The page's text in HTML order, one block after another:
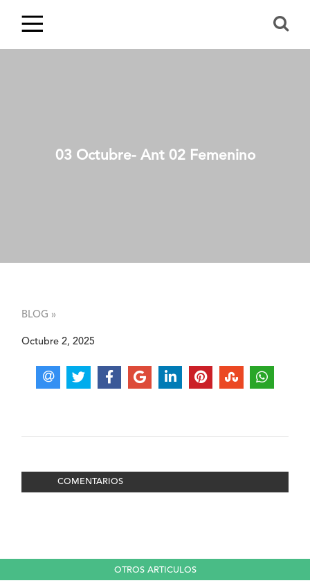
03 Octubre- Ant 02 Femenino
BLOG »
Octubre 2, 2025
COMENTARIOS
OTROS ARTICULOS